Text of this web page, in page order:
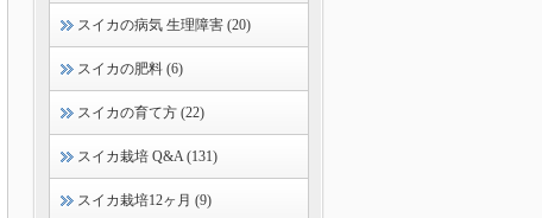
スイカの病気 生理障害 (20)
スイカの肥料 (6)
スイカの育て方 (22)
スイカ栽培 Q&A (131)
スイカ栽培12ヶ月 (9)